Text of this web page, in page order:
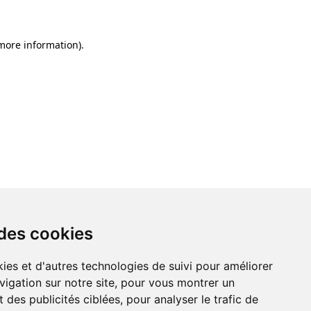
cookies
et d'autres technologies de suivi pour améliorer
sur notre site, pour vous montrer un
des publicités ciblées, pour analyser le trafic de
information).